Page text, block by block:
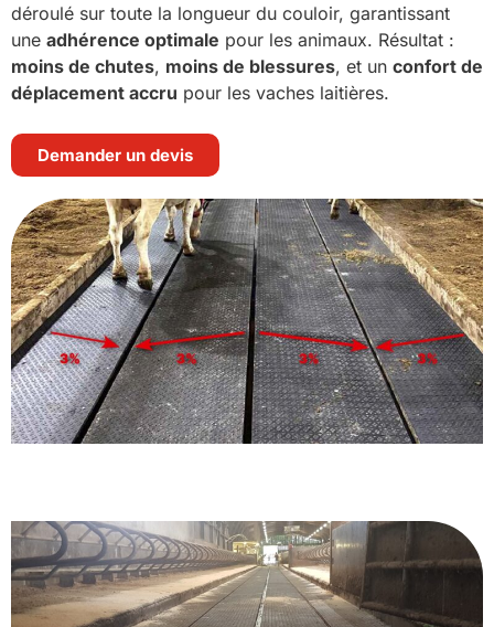
déroulé sur toute la longueur du couloir, garantissant
une adhérence optimale pour les animaux. Résultat :
moins de chutes, moins de blessures, et un confort de
déplacement accru pour les vaches laitières.
Demander un devis